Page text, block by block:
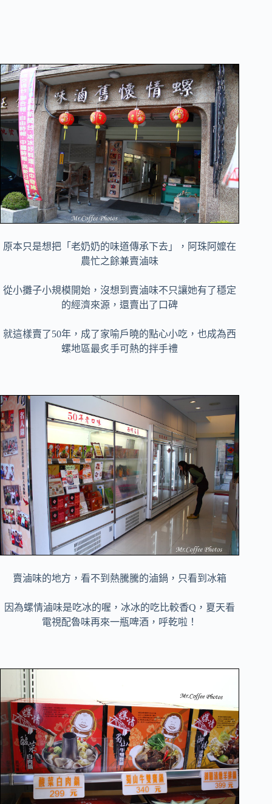
原本只是想把「老奶奶的味道傳承下去」，阿珠阿嬤在
農忙之餘兼賣滷味
從小攤子小規模開始，沒想到賣滷味不只讓她有了穩定
的經濟來源，還賣出了口碑
就這樣賣了50年，成了家喻戶曉的點心小吃，也成為西
螺地區最炙手可熱的拌手禮
賣滷味的地方，看不到熱騰騰的滷鍋，只看到冰箱
因為螺情滷味是吃冰的喔，冰冰的吃比較香Q，夏天看
電視配魯味再來一瓶啤酒，呼乾啦！